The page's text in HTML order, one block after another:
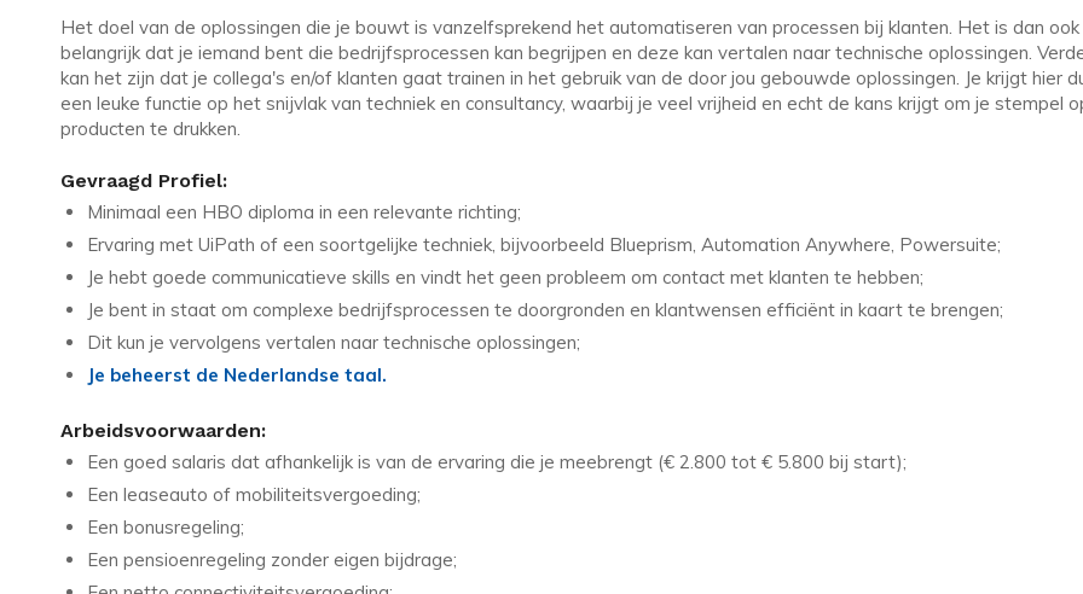
Het doel van de oplossingen die je bouwt is vanzelfsprekend het automatiseren van processen bij klanten. Het is dan ook
belangrijk dat je iemand bent die bedrijfsprocessen kan begrijpen en deze kan vertalen naar technische oplossingen.
kan het zijn dat je collega's en/of klanten gaat trainen in het gebruik van de door jou gebouwde oplossingen. Je krijgt hier
een leuke functie op het snijvlak van techniek en consultancy, waarbij je veel vrijheid en echt de kans krijgt om je stempel
producten te drukken.
Gevraagd Profiel:
Minimaal een HBO diploma in een relevante richting;
Ervaring met UiPath of een soortgelijke techniek, bijvoorbeeld Blueprism, Automation Anywhere, Powersuite;
Je hebt goede communicatieve skills en vindt het geen probleem om contact met klanten te hebben;
Je bent in staat om complexe bedrijfsprocessen te doorgronden en klantwensen efficiënt in kaart te brengen;
Dit kun je vervolgens vertalen naar technische oplossingen;
Je beheerst de Nederlandse taal.
Arbeidsvoorwaarden:
Een goed salaris dat afhankelijk is van de ervaring die je meebrengt (€ 2.800 tot € 5.800 bij start);
Een leaseauto of mobiliteitsvergoeding;
Een bonusregeling;
Een pensioenregeling zonder eigen bijdrage;